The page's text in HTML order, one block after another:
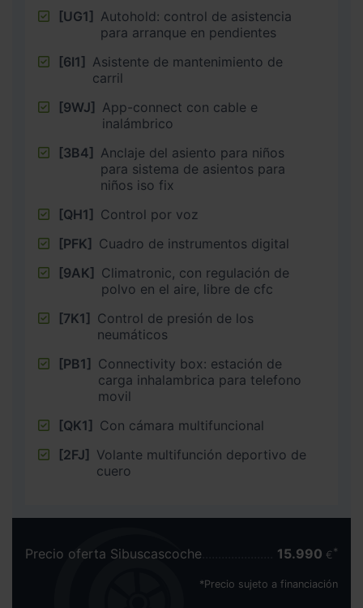
[UG1] Autohold: control de asistencia
para arranque en pendientes
[6I1] Asistente de mantenimiento de
carril
[9WJ] App-connect con cable e
inalámbrico
[3B4] Anclaje del asiento para niños
para sistema de asientos para
niños iso fix
[QH1] Control por voz
[PFK] Cuadro de instrumentos digital
[9AK] Climatronic, con regulación de
polvo en el aire, libre de cfc
[7K1] Control de presión de los
neumáticos
[PB1] Connectivity box: estación de
carga inhalambrica para telefono
movil
[QK1] Con cámara multifuncional
[2FJ] Volante multifunción deportivo de
cuero
Precio oferta Sibuscascoche 15.990 €
*Precio sujeto a financiación